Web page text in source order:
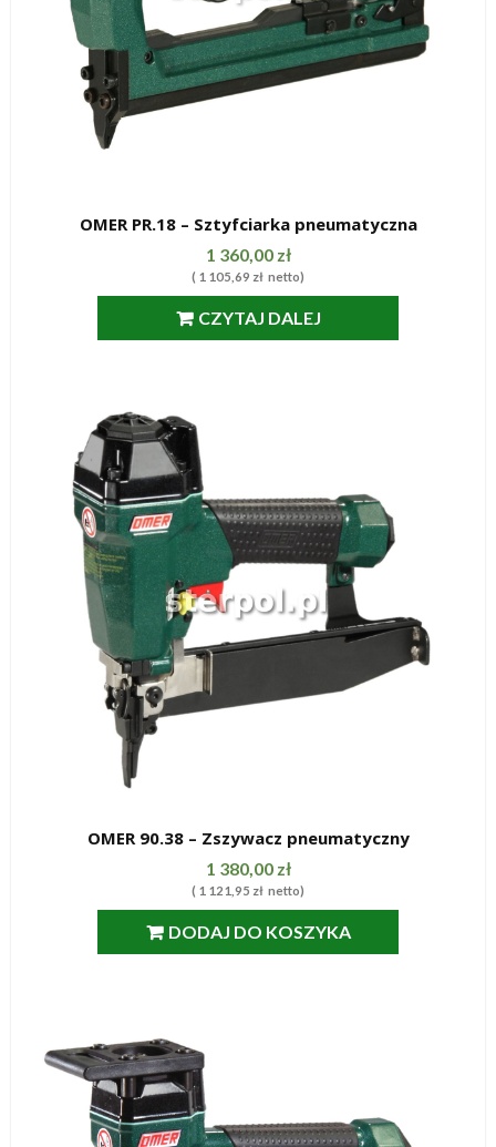
OMER PR.18 – Sztyfciarka pneumatyczna
1 360,00 zł
( 1 105,69 zł netto)
CZYTAJ DALEJ
OMER 90.38 – Zszywacz pneumatyczny
1 380,00 zł
( 1 121,95 zł netto)
DODAJ DO KOSZYKA